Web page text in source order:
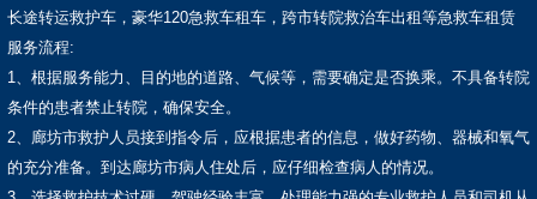
长途转运救护车，豪华120急救车租车，跨市转院救治车出租等急救车租赁
服务流程:
1、根据服务能力、目的地的道路、气候等，需要确定是否换乘。不具备转院
条件的患者禁止转院，确保安全。
2、廊坊市救护人员接到指令后，应根据患者的信息，做好药物、器械和氧气
的充分准备。到达廊坊市病人住处后，应仔细检查病人的情况。